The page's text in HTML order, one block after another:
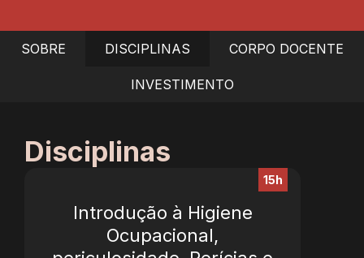
SOBRE DISCIPLINAS CORPO DOCENTE
INVESTIMENTO
Disciplinas
15h
Introdução à Higiene
Ocupacional,